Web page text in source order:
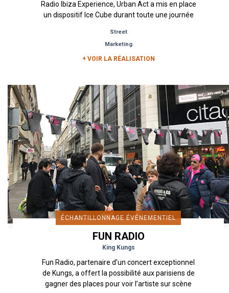
Radio Ibiza Experience, Urban Act a mis en place
un dispositif Ice Cube durant toute une journée
Street
Marketing
+ VOIR LA RÉALISATION
ÉCHANTILLONNAGE ÉVÉNEMENTIEL
FUN RADIO
King Kungs
Fun Radio, partenaire d’un concert exceptionnel
de Kungs, a offert la possibilité aux parisiens de
gagner des places pour voir l’artiste sur scène